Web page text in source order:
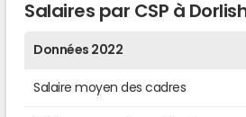
Salaires par CSP à
Données 2022
Salaire moyen des cadres